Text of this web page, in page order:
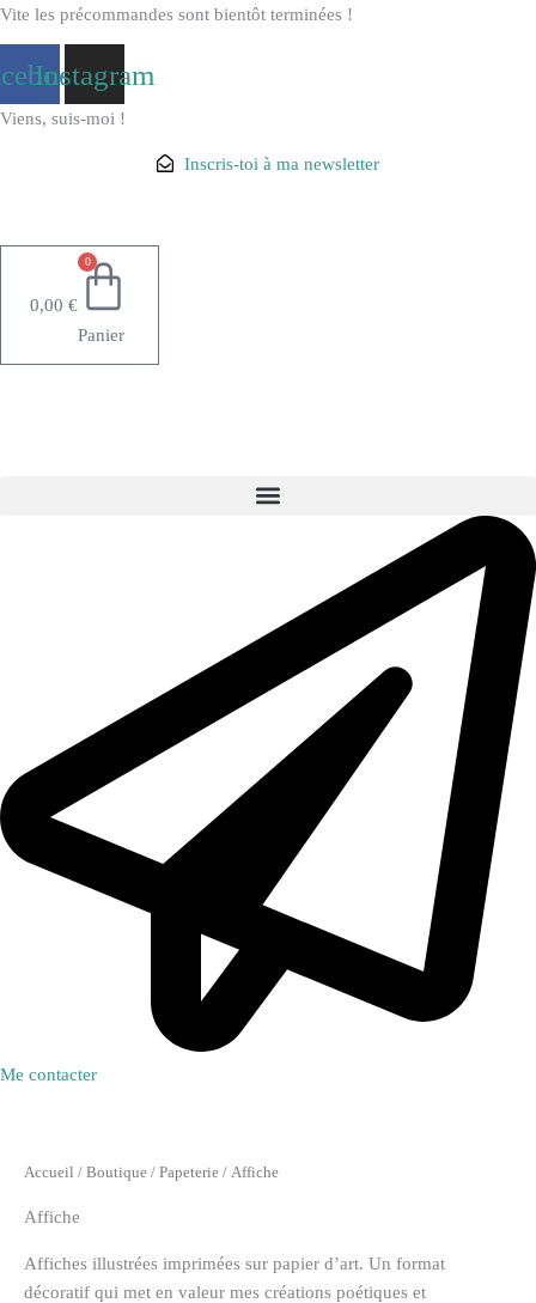
Aller
au
contenu
Vite les précommandes sont bientôt terminées !
Instagram
Viens, suis-moi !
Inscris-toi à ma newsletter
0,00 €
0
Panier
Me contacter
Accueil / Boutique / Papeterie / Affiche
Affiche
Affiches illustrées imprimées sur papier d’art. Un format
décoratif qui met en valeur mes créations poétiques et